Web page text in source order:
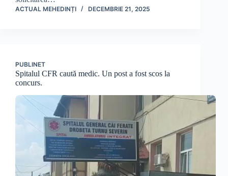
ACTUAL MEHEDINȚI DECEMBRIE 21, 2025
PUBLINET
Spitalul CFR caută medic. Un post a fost scos la
concurs.